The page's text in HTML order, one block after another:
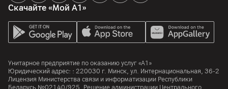
Скачайте «Мой А1»
Унитарное предприятие по оказанию услуг «А1»
Юридический адрес: : 220030 г. Минск, ул. Интернациональная, 36-2
Лицензия Министерства связи и информатизации Республики
Беларусь №02140/925. Решение администрации Центрального